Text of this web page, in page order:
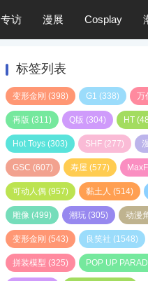
专访 漫展 Cosplay
标签列表
变形金刚 (398) G1 (338) 万
再版 (311) Q版 (304) HT
Hot Toys (303) SHF (277)
GSC (607) 寿屋 (577)
可动人偶 (957) 黏土人 (514)
雕像 (499) 潮玩 (305) 动漫
变形金刚 (543) 良笑社 (1548)
拼装模型 (325) POP UP